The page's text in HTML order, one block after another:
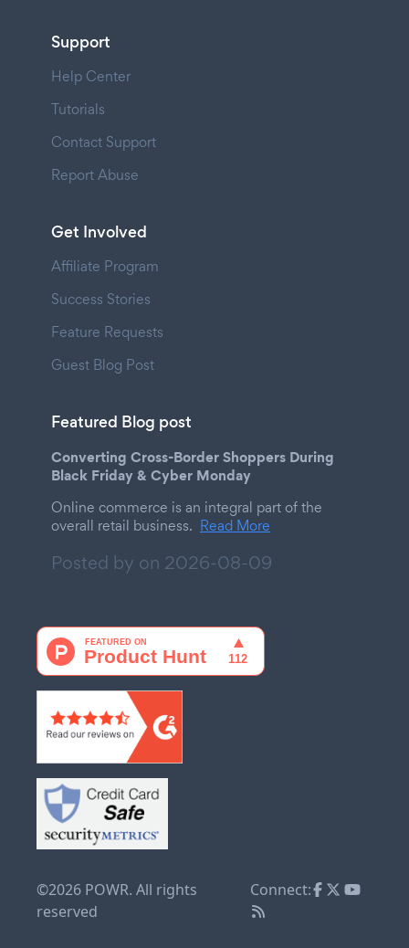
Support
Help Center
Tutorials
Contact Support
Report Abuse
Get Involved
Affiliate Program
Success Stories
Feature Requests
Guest Blog Post
Featured Blog post
Converting Cross-Border Shoppers During
Black Friday & Cyber Monday
Online commerce is an integral part of the
overall retail business. Read More
Posted by on 2026-08-09
©2026 POWR. All rights
reserved
Connect: